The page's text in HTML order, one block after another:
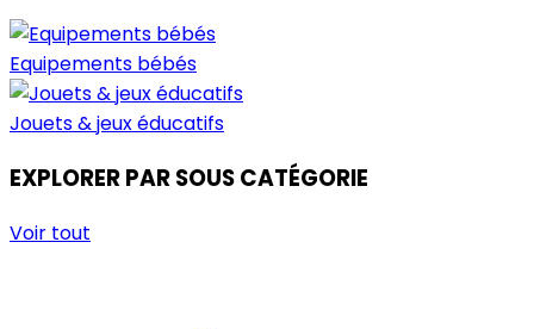
Equipements bébés
Jouets & jeux éducatifs
EXPLORER PAR SOUS CATÉGORIE
Voir tout